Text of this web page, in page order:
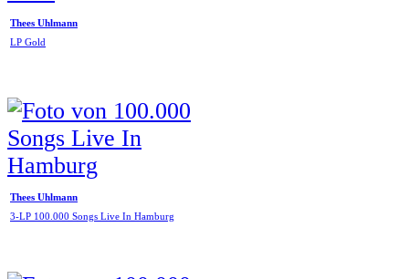
Thees Uhlmann
LP Gold
Thees Uhlmann
3-LP 100.000 Songs Live In Hamburg